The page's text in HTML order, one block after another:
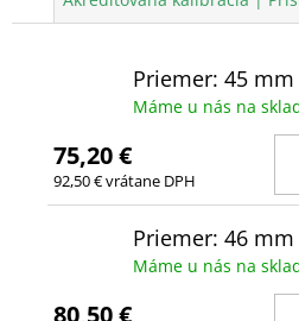
Priemer: 45 mm
Máme u nás na
75,20 €
92,50 € vrátane DPH
Priemer: 46 mm
Máme u nás na
80,50 €